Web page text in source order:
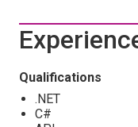
Qualifications
.NET
C#